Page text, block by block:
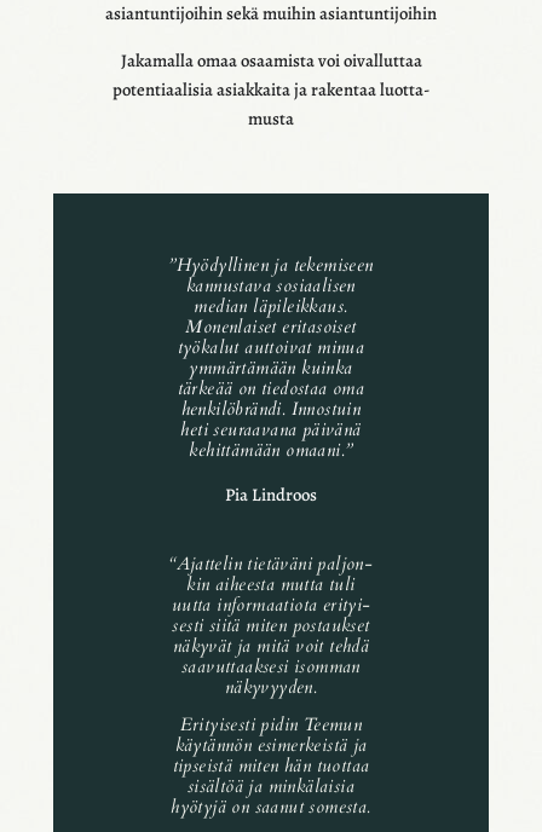
asian­tun­ti­joi­hin sekä muihin asian­tun­ti­joi­hin
Jaka­malla omaa osaa­mista voi oival­lut­taa
poten­ti­aa­li­sia asiak­kaita ja raken­taa luot­ta­
musta
”Hyödyl­li­nen ja teke­mi­seen
kannus­tava sosi­aa­li­sen
median läpi­leik­kaus.
Monen­lai­set erita­soi­set
työka­lut auttoi­vat minua
ymmär­tä­mään kuinka
tärkeää on tiedos­taa oma
henki­löbrändi. Innos­tuin
heti seuraa­vana päivänä
kehit­tä­mään omaani.”
Pia Lindroos
“Ajat­te­lin tietä­väni paljon­
kin aiheesta mutta tuli
uutta infor­maa­tiota erityi­
sesti siitä miten postauk­set
näky­vät ja mitä voit tehdä
saavut­taak­sesi isom­man
näky­vyy­den.
Erityi­sesti pidin Teemun
käytän­nön esimer­keistä ja
tipseistä miten hän tuot­taa
sisäl­töä ja minkä­lai­sia
hyötyjä on saanut somesta.